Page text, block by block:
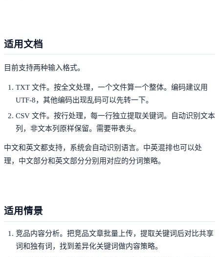
适用文档
目前支持两种输入格式。
TXT 文件。按全文处理，一个文件算一个整体。编码建议用
UTF-8，其他编码出现乱码可以先转一下。
CSV 文件。按行处理，每一行独立提取关键词。自动识别文本
列，非文本列原样保留。需要带表头。
中文和英文都支持，系统会自动识别语言。中英混排也可以处
理，中文部分和英文部分分别用对应的分词策略。
适用情景
竞品内容分析。把竞品文章批量上传，提取关键词后对比共享
词和独有词，找到差异化关键词做内容策略。